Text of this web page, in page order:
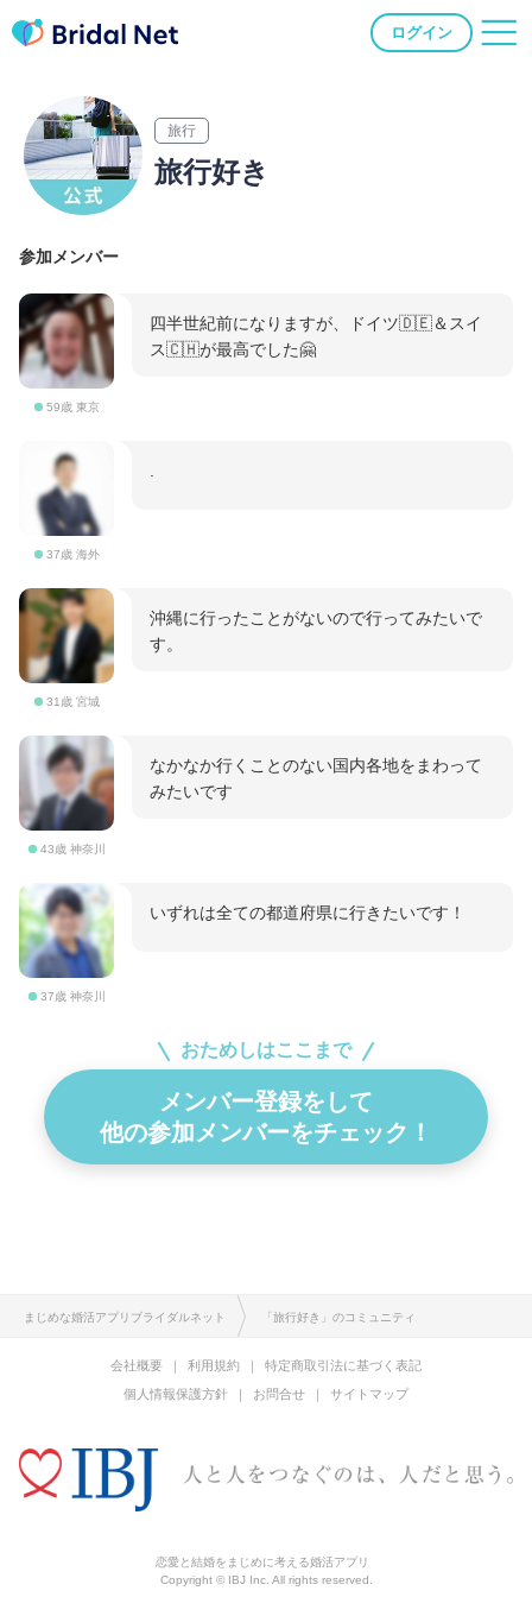
ログイン
旅行
旅行好き
参加メンバー
59歳 東京
四半世紀前になりますが、ドイツ🇩🇪＆スイ
ス🇨🇭が最高でした🤗
37歳 海外
31歳 宮城
沖縄に行ったことがないので行ってみたいで
す。
43歳 神奈川
なかなか行くことのない国内各地をまわって
みたいです
37歳 神奈川
いずれは全ての都道府県に行きたいです！
おためしはここまで
メンバー登録をして
他の参加メンバーをチェック！
まじめな婚活アプリブライダルネット 「旅行好き」のコミュニティ
会社概要 利用規約
特定商取引法に基づく表記
個人情報保護方針
お問合せ サイトマップ
恋愛と結婚をまじめに考える婚活アプリ
Copyright © IBJ Inc. All rights reserved.